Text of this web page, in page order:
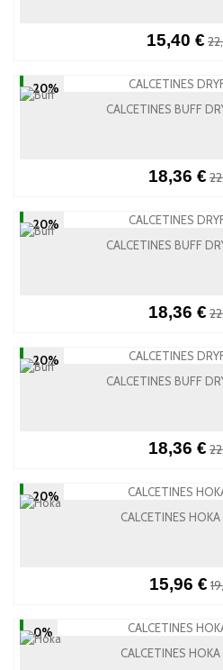
15,40 €
-20%
CALCETINES BUFF
18,36 €
-20%
CALCETINES BUFF
18,36 €
-20%
CALCETINES BUFF
18,36 €
-20%
CALCETINES
15,96 €
-0%
CALCETINES